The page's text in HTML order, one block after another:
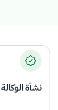
نشأة الوكالة